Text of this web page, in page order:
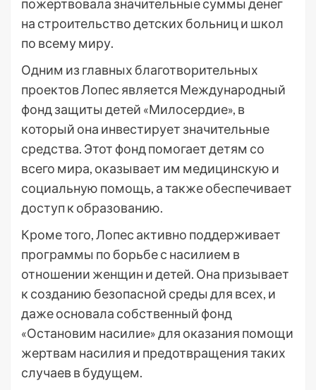
пожертвовала значительные суммы денег
на строительство детских больниц и школ
по всему миру.
Одним из главных благотворительных
проектов Лопес является Международный
фонд защиты детей «Милосердие», в
который она инвестирует значительные
средства. Этот фонд помогает детям со
всего мира, оказывает им медицинскую и
социальную помощь, а также обеспечивает
доступ к образованию.
Кроме того, Лопес активно поддерживает
программы по борьбе с насилием в
отношении женщин и детей. Она призывает
к созданию безопасной среды для всех, и
даже основала собственный фонд
«Остановим насилие» для оказания помощи
жертвам насилия и предотвращения таких
случаев в будущем.